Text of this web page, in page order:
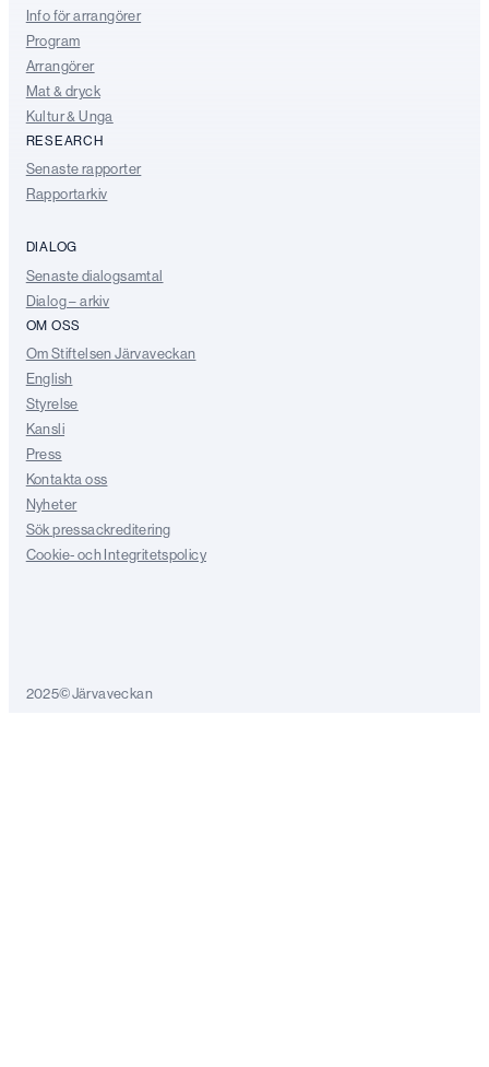
Info för arrangörer
Program
Arrangörer
Mat & dryck
Kultur & Unga
RESEARCH
Senaste rapporter
Rapportarkiv
DIALOG
Senaste dialogsamtal
Dialog – arkiv
OM OSS
Om Stiftelsen Järvaveckan
English
Styrelse
Kansli
Press
Kontakta oss
Nyheter
Sök pressackreditering
Cookie- och Integritetspolicy
2025©Järvaveckan